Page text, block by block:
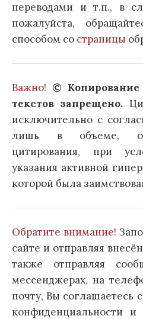
переводами и т.п., в
пожалуйста,
способом со страницы
Важно! © Копирование
текстов запрещено.
исключительно с
лишь в объеме,
цитирования, при
указания активной
которой была
Обратите внимание!
сайте и отправляя
также отправляя
мессенджерах, на
почту, Вы соглашаетесь с
конфиденциальности и